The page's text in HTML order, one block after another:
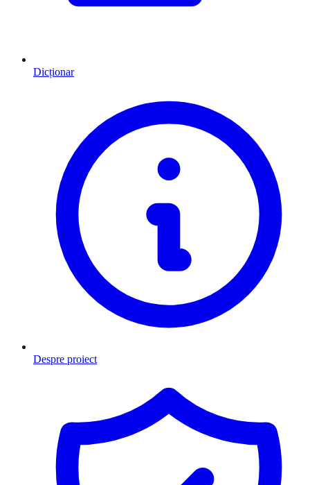
Dicționar
Despre proiect